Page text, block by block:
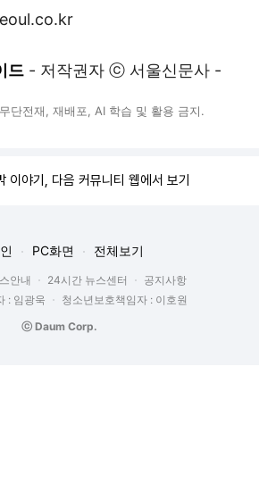
드 - 저작권자 ⓒ 서울신문사 -
전재, 재배포, AI 학습 및 활용 금지.
이야기, 다음 커뮤니티 웹에서 보기
PC화면 전체보기
안내 24시간 뉴스센터
공지사항
: 임광욱
청소년보호책임자 : 이호원
ⓒ Daum Corp.